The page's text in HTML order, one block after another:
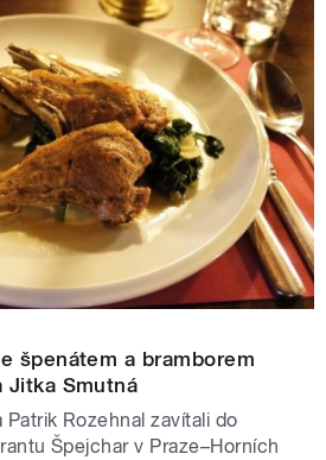
špenátem a bramborem
Jitka Smutná
Patrik Rozehnal zavítali do
Špejchar v Praze–Horních